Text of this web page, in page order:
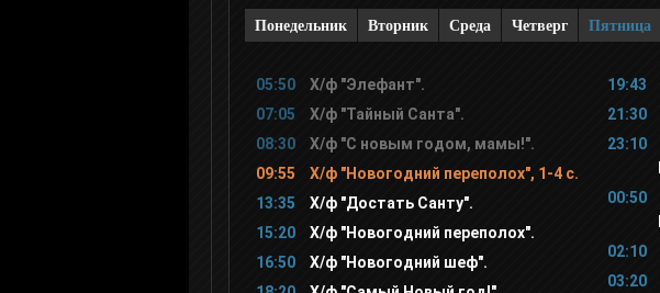
ЕвроКино
Шокирующее HD
Страшное HD
НСТ
Понедельник Вторник Среда Четверг Пятница
05:50
Х/ф "Элефант".
07:05
Х/ф "Тайный Санта".
08:30
Х/ф "С новым годом, мамы!".
09:55
Х/ф "Новогодний переполох", 1-4 с.
13:35
Х/ф "Достать Санту".
15:20
Х/ф "Новогодний переполох".
16:50
Х/ф "Новогодний шеф".
19:43
21:30
23:10
00:50
02:10
03:20